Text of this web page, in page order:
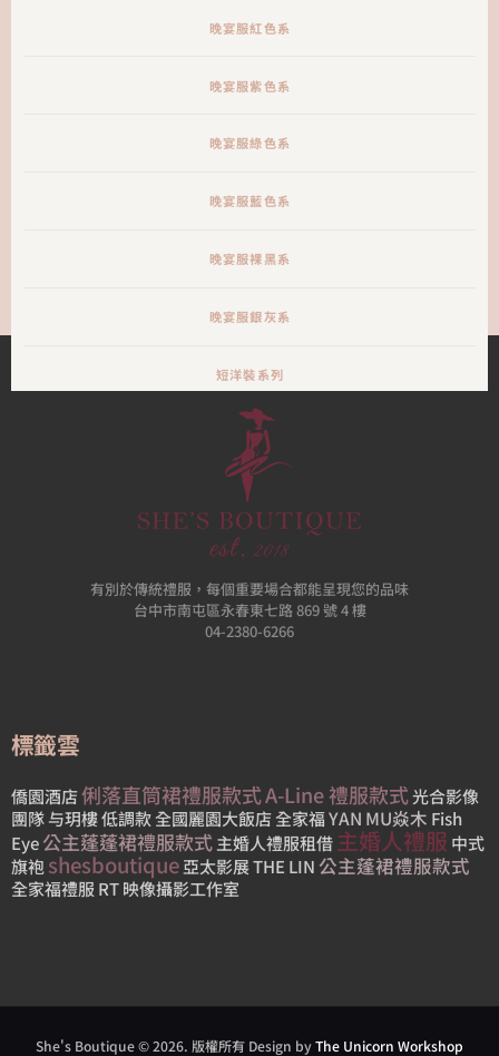
晚宴服紅色系
晚宴服紫色系
晚宴服綠色系
晚宴服藍色系
晚宴服裸黑系
晚宴服銀灰系
短洋裝系列
有別於傳統禮服，每個重要場合都能呈現您的品味
台中市南屯區永春東七路 869 號 4 樓
04-2380-6266
標籤雲
僑園酒店俐落直筒裙禮服款式A-Line 禮服款式光合影像
團隊与玥樓低調款全國麗園大飯店全家福YAN MU焱木 Fish
Eye公主蓬蓬裙禮服款式主婚人禮服租借主婚人禮服 中式
旗袍shesboutique亞太影展THE LIN 公主蓬裙禮服款式
全家福禮服 RT 映像攝影工作室
She's Boutique © 2026. 版權所有 Design byThe Unicorn Workshop